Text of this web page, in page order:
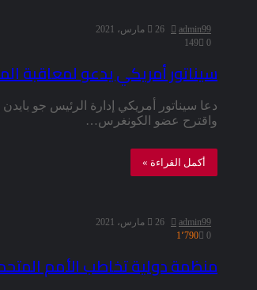
admin99
26 مارس، 2021
0
149
سيناتور أمريكي يدعو لمعاقبة
دعا سيناتور أمريكي إدارة الرئيس جو
واقترح عضو الكونغرس…
أكمل القراءة »
admin99
26 مارس، 2021
0
1٬790
منظمة دولية تخاطب الأمم